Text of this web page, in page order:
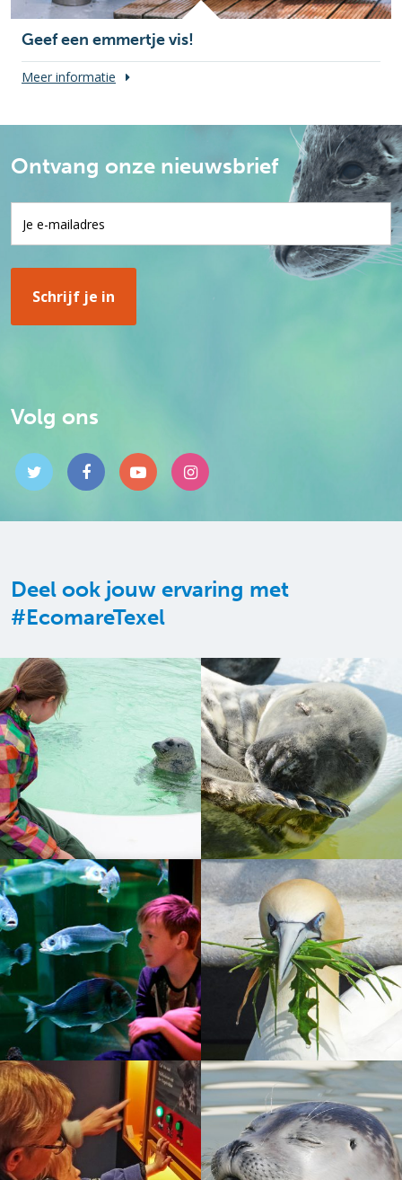
Geef een emmertje vis!
Meer informatie
Ontvang onze nieuwsbrief
Volg ons
Deel ook jouw ervaring met
#EcomareTexel